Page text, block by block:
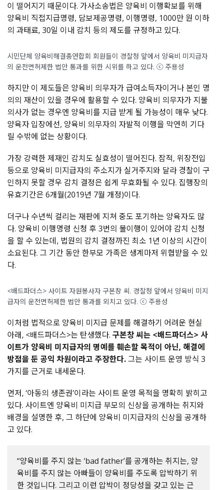
이 떨어지기 때문이다. 가사소송법은 양육비 이행확보를 위해
양육비 직접지급명령, 담보제공명령, 이행명령, 1000만 원 이하
의 과태료, 30일 이내 감치 등의 제도를 규정하고 있다.
시민단체 양육비해결총연합회 회원들이 경찰청 앞에서 양육비 미지급자
의 운전면허제한 법안 통과를 위한 시위를 하고 있다. ⓒ 주용성
하지만 이 제도들은 양육비 의무자가 급여소득자이거나 본인 명
의의 재산이 있을 경우에 활용할 수 있다. 양육비 의무자가 지불
의사가 없는 경우엔 양육비를 지급 받게 될 가능성이 매우 낮다.
양육자 입장에선, 양육비 의무자의 자발적 이행을 막연히 기다
릴 수밖에 없는 상황이다.
가장 강력한 제재인 감치도 실효성이 떨어진다. 잠적, 위장전입
등으로 양육비 미지급자의 주소지가 실거주지와 달라 경찰이 구
인하지 못할 경우 감치 결정은 쉽게 무효화될 수 있다. 집행장의
유효기간은 6개월(2019년 7월 개정)이다.
더구나 수년씩 걸리는 재판에 지쳐 중도 포기하는 양육자도 많
다. 양육비 이행명령 신청 후 3번의 불이행이 있어야 감치 신청
을 할 수 있는데, 법원의 감치 결정까진 최소 1년 이상의 시간이
소요된다. 그 기간 동안 한부모 가족은 생계마저 위협받을 수 있
다.
<배드파더스> 사이트 자원봉사자 구본창 씨. 경찰청 앞에서 양육비 미지
급자의 운전면허제한 법안 통과를 외치고 있다. ⓒ 주용성
이처럼 법적으로 양육비 미지급 문제를 해결하기 어려운 현실
아래, <배드파더스>는 탄생했다. 구본창 씨는 <배드파더스> 사
이트가 양육비 미지급자의 명예를 훼손할 목적이 아닌, 해결에
방점을 둔 공익 차원이라고 주장한다. 그는 사이트 운영 방식 3
가지를 근거로 내세운다.
먼저, ‘아동의 생존권’이라는 사이트 운영 목적을 명확히 밝히고
있다. 사이트엔 양육비 미지급 부모의 신상을 공개하는 취지와
배경을 설명한 후, 그 하단에 양육비 미지급자의 신상을 공개하
고 있다.
“양육비를 주지 않는 ‘bad father’를 공개하는 취지는, 양
육비를 주지 않는 아빠들이 양육비를 주도록 압박하기 위
한 것입니다. 그리고 이런 압박이 정당성을 갖고 있는 근